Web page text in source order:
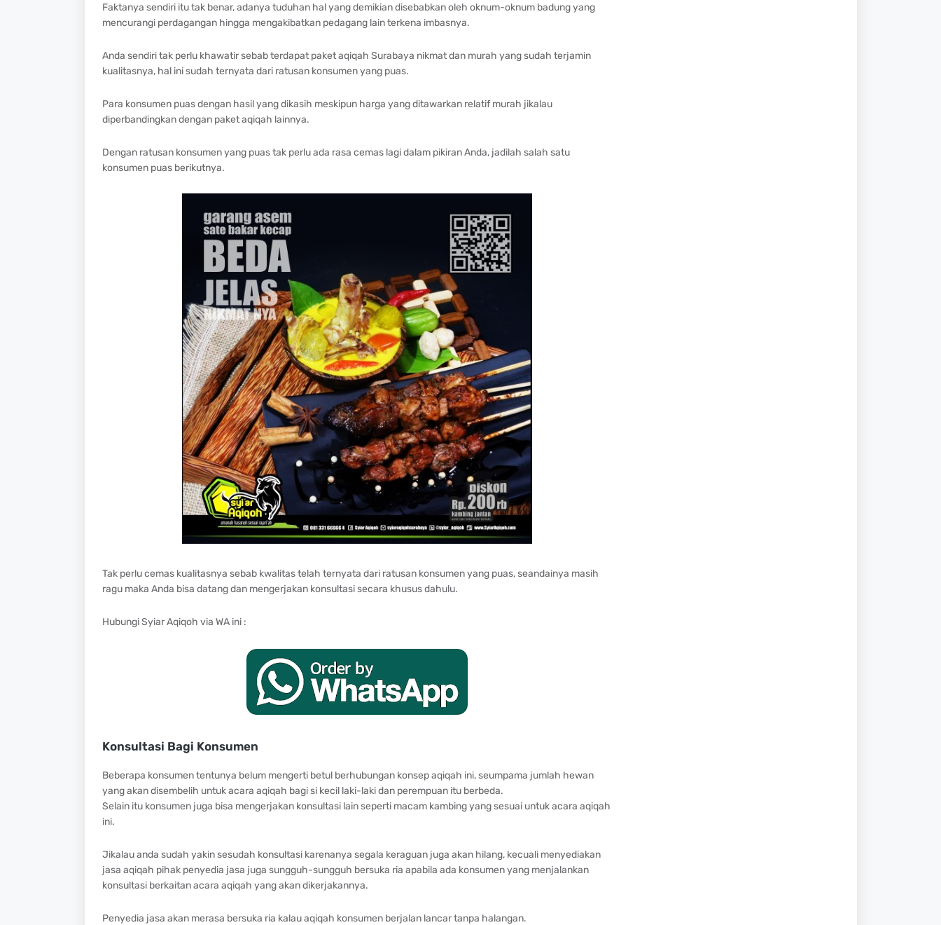
Faktanya sendiri itu tak benar, adanya tuduhan hal yang demikian disebabkan oleh oknum-oknum badung yang
mencurangi perdagangan hingga mengakibatkan pedagang lain terkena imbasnya.
Anda sendiri tak perlu khawatir sebab terdapat paket aqiqah Surabaya nikmat dan murah yang sudah terjamin
kualitasnya, hal ini sudah ternyata dari ratusan konsumen yang puas.
Para konsumen puas dengan hasil yang dikasih meskipun harga yang ditawarkan relatif murah jikalau
diperbandingkan dengan paket aqiqah lainnya.
Dengan ratusan konsumen yang puas tak perlu ada rasa cemas lagi dalam pikiran Anda, jadilah salah satu
konsumen puas berikutnya.
Tak perlu cemas kualitasnya sebab kwalitas telah ternyata dari ratusan konsumen yang puas, seandainya masih
ragu maka Anda bisa datang dan mengerjakan konsultasi secara khusus dahulu.
Hubungi Syiar Aqiqoh via WA ini :
Konsultasi Bagi Konsumen
Beberapa konsumen tentunya belum mengerti betul berhubungan konsep aqiqah ini, seumpama jumlah hewan
yang akan disembelih untuk acara aqiqah bagi si kecil laki-laki dan perempuan itu berbeda.
Selain itu konsumen juga bisa mengerjakan konsultasi lain seperti macam kambing yang sesuai untuk acara aqiqah
ini.
Jikalau anda sudah yakin sesudah konsultasi karenanya segala keraguan juga akan hilang, kecuali menyediakan
jasa aqiqah pihak penyedia jasa juga sungguh-sungguh bersuka ria apabila ada konsumen yang menjalankan
konsultasi berkaitan acara aqiqah yang akan dikerjakannya.
Penyedia jasa akan merasa bersuka ria kalau aqiqah konsumen berjalan lancar tanpa halangan.